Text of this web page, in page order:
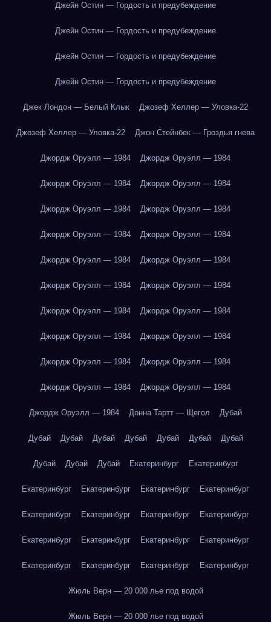
Джейн Остин — Гордость и предубеждение
Джейн Остин — Гордость и предубеждение
Джейн Остин — Гордость и предубеждение
Джейн Остин — Гордость и предубеждение
Джек Лондон — Белый Клык Джозеф Хеллер — Уловка-22
Джозеф Хеллер — Уловка-22 Джон Стейнбек — Гроздья гнева
Джордж Оруэлл — 1984 Джордж Оруэлл — 1984
Джордж Оруэлл — 1984 Джордж Оруэлл — 1984
Джордж Оруэлл — 1984 Джордж Оруэлл — 1984
Джордж Оруэлл — 1984 Джордж Оруэлл — 1984
Джордж Оруэлл — 1984 Джордж Оруэлл — 1984
Джордж Оруэлл — 1984 Джордж Оруэлл — 1984
Джордж Оруэлл — 1984 Джордж Оруэлл — 1984
Джордж Оруэлл — 1984 Джордж Оруэлл — 1984
Джордж Оруэлл — 1984 Джордж Оруэлл — 1984
Джордж Оруэлл — 1984 Джордж Оруэлл — 1984
Джордж Оруэлл — 1984 Донна Тартт — Щегол Дубай
Дубай Дубай Дубай Дубай Дубай Дубай Дубай
Дубай Дубай Дубай Екатеринбург Екатеринбург
Екатеринбург Екатеринбург Екатеринбург Екатеринбург
Екатеринбург Екатеринбург Екатеринбург Екатеринбург
Екатеринбург Екатеринбург Екатеринбург Екатеринбург
Екатеринбург Екатеринбург Екатеринбург Екатеринбург
Жюль Верн — 20 000 лье под водой
Жюль Верн — 20 000 лье под водой